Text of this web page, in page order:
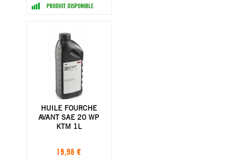
PRODUIT DISPONIBLE
HUILE FOURCHE
AVANT SAE 20 WP
KTM 1L
19,98 €